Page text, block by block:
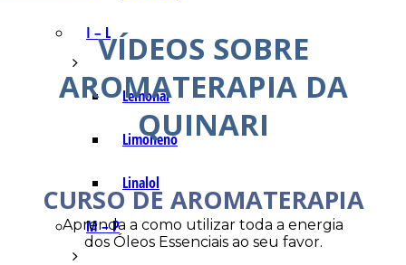
I – L
Lemonal
Limoneno
Linalol
M – P
VÍDEOS SOBRE
AROMATERAPIA DA
QUINARI
CURSO DE AROMATERAPIA
Aprenda a como utilizar toda a energia
dos Óleos Essenciais ao seu favor.